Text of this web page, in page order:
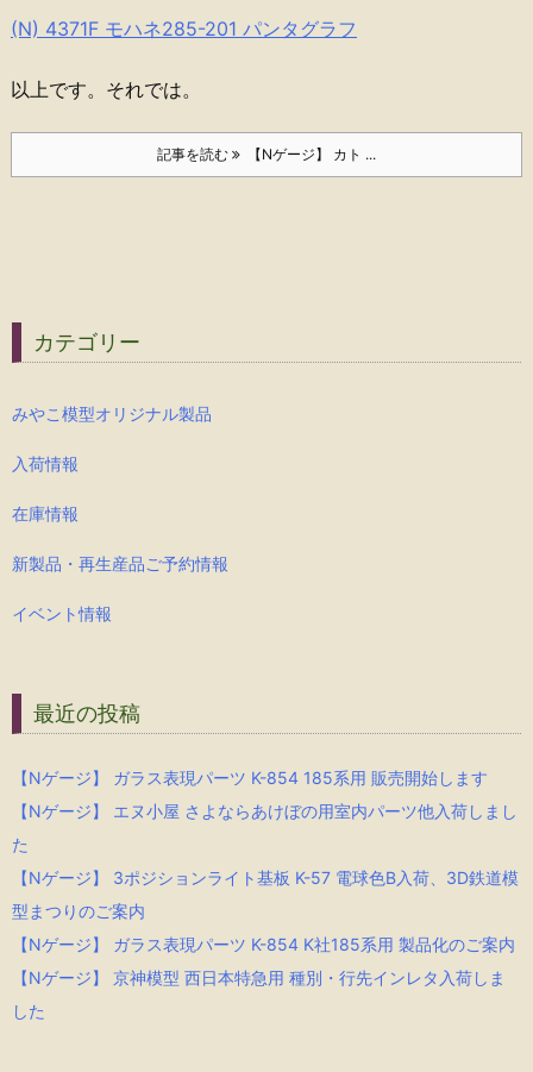
(N) 4371F モハネ285-201 パンタグラフ
以上です。それでは。
記事を読む 【Nゲージ】 カト ...
カテゴリー
みやこ模型オリジナル製品
入荷情報
在庫情報
新製品・再生産品ご予約情報
イベント情報
最近の投稿
【Nゲージ】 ガラス表現パーツ K-854 185系用 販売開始します
【Nゲージ】 エヌ小屋 さよならあけぼの用室内パーツ他入荷しまし
た
【Nゲージ】 3ポジションライト基板 K-57 電球色B入荷、3D鉄道模
型まつりのご案内
【Nゲージ】 ガラス表現パーツ K-854 K社185系用 製品化のご案内
【Nゲージ】 京神模型 西日本特急用 種別・行先インレタ入荷しま
した